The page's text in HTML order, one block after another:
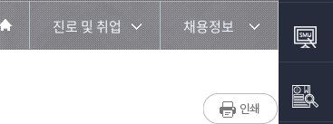
진로 및 취업 채용정보
취업현황